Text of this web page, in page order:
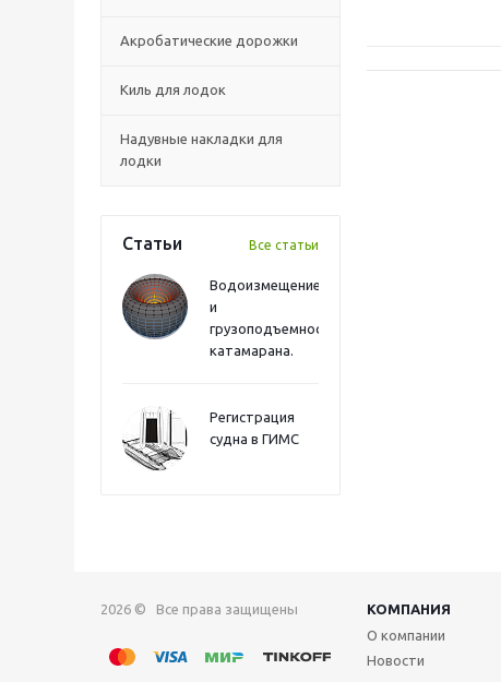
Акробатические дорожки
Киль для лодок
Надувные накладки для
лодки
Статьи Все статьи
Водоизмещение
и
грузоподъемность
катамарана.
Регистрация
судна в ГИМС
2026 © Все права защищены КОМПАНИЯ
О компании
Новости